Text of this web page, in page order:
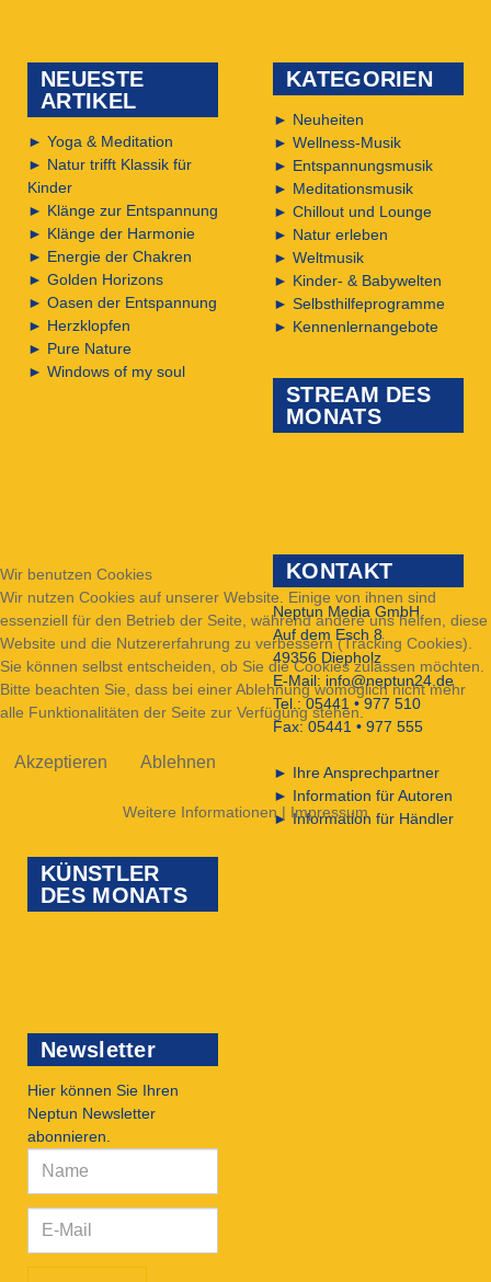
NEUESTE
ARTIKEL
► Yoga & Meditation
► Natur trifft Klassik für
Kinder
► Klänge zur Entspannung
► Klänge der Harmonie
► Energie der Chakren
► Golden Horizons
► Oasen der Entspannung
► Herzklopfen
► Pure Nature
► Windows of my soul
KATEGORIEN
► Neuheiten
► Wellness-Musik
► Entspannungsmusik
► Meditationsmusik
► Chillout und Lounge
► Natur erleben
► Weltmusik
► Kinder- & Babywelten
► Selbsthilfeprogramme
► Kennenlernangebote
STREAM DES
MONATS
KONTAKT
Neptun Media GmbH
Auf dem Esch 8
49356 Diepholz
E-Mail: info@neptun24.de
Tel.: 05441 • 977 510
Fax: 05441 • 977 555
► Ihre Ansprechpartner
► Information für Autoren
►Information für Händler
KÜNSTLER
DES MONATS
Newsletter
Hier können Sie Ihren
Neptun Newsletter
abonnieren.
Wir benutzen Cookies
Wir nutzen Cookies auf unserer Website. Einige von ihnen sind
essenziell für den Betrieb der Seite, während andere uns helfen, diese
Website und die Nutzererfahrung zu verbessern (Tracking Cookies).
Sie können selbst entscheiden, ob Sie die Cookies zulassen möchten.
Bitte beachten Sie, dass bei einer Ablehnung womöglich nicht mehr
alle Funktionalitäten der Seite zur Verfügung stehen.
Akzeptieren Ablehnen
Weitere Informationen| Impressum